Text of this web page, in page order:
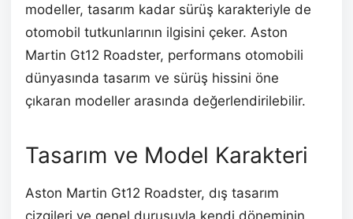
modeller, tasarım kadar sürüş karakteriyle de
otomobil tutkunlarının ilgisini çeker. Aston
Martin Gt12 Roadster, performans otomobili
dünyasında tasarım ve sürüş hissini öne
çıkaran modeller arasında değerlendirilebilir.
Tasarım ve Model Karakteri
Aston Martin Gt12 Roadster, dış tasarım
çizgileri ve genel duruşuyla kendi döneminin